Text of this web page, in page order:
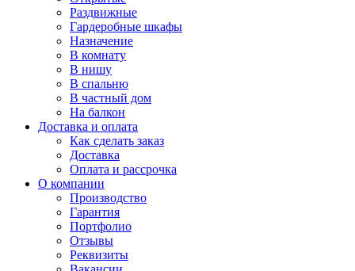
Раздвижные
Гардеробные шкафы
Назначение
В комнату
В нишу
В спальню
В частный дом
На балкон
Доставка и оплата
Как сделать заказ
Доставка
Оплата и рассрочка
О компании
Производство
Гарантия
Портфолио
Отзывы
Реквизиты